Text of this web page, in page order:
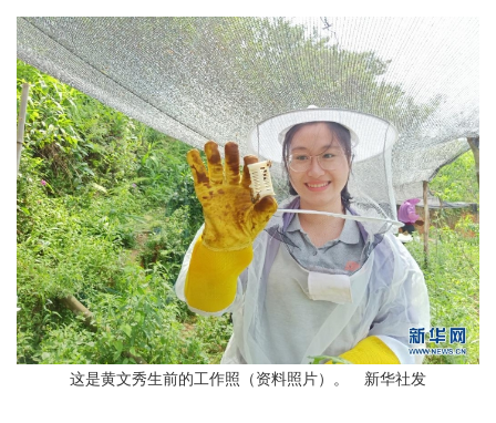
这是黄文秀生前的工作照（资料照片）。 新华社发